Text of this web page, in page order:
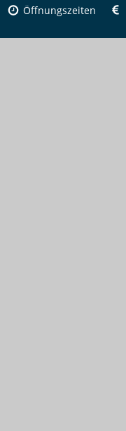
Öffnungszeiten